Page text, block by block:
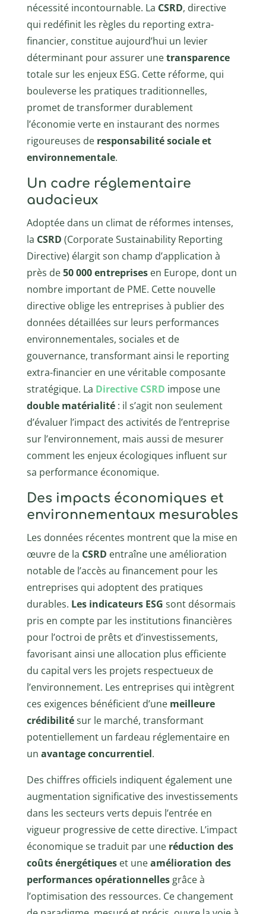
nécessité incontournable. La CSRD, directive
qui redéfinit les règles du reporting extra-
financier, constitue aujourd’hui un levier
déterminant pour assurer unetransparence
totale sur les enjeux ESG. Cette réforme, qui
bouleverse les pratiques traditionnelles,
promet de transformer durablement
l’économie verte en instaurant des normes
rigoureuses de responsabilité sociale et
environnementale.
Un cadre réglementaire
audacieux
Adoptée dans un climat de réformes intenses,
la CSRD (Corporate Sustainability Reporting
Directive) élargit son champ d’application à
près de50 000 entreprisesen Europe, dont un
nombre important de PME. Cette nouvelle
directive oblige les entreprises à publier des
données détaillées sur leurs performances
environnementales, sociales et de
gouvernance, transformant ainsi le reporting
extra-financier en une véritable composante
stratégique. La Directive CSRD impose une
double matérialité: il s’agit non seulement
d’évaluer l’impact des activités de l’entreprise
sur l’environnement, mais aussi de mesurer
comment les enjeux écologiques influent sur
sa performance économique.
Des impacts économiques et
environnementaux mesurables
Les données récentes montrent que la mise en
œuvre de la CSRD entraîne une amélioration
notable de l’accès au financement pour les
entreprises qui adoptent des pratiques
durables. Les indicateurs ESG sont désormais
pris en compte par les institutions financières
pour l’octroi de prêts et d’investissements,
favorisant ainsi une allocation plus efficiente
du capital vers les projets respectueux de
l’environnement. Les entreprises qui intègrent
ces exigences bénéficient d’une meilleure
crédibilitésur le marché, transformant
potentiellement un fardeau réglementaire en
un avantage concurrentiel.
Des chiffres officiels indiquent également une
augmentation significative des investissements
dans les secteurs verts depuis l’entrée en
vigueur progressive de cette directive. L’impact
économique se traduit par une réduction des
coûts énergétiqueset uneamélioration des
performances opérationnellesgrâce à
l’optimisation des ressources. Ce changement